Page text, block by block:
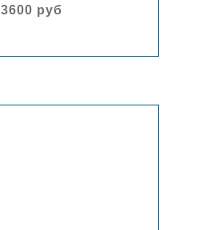
3600 руб